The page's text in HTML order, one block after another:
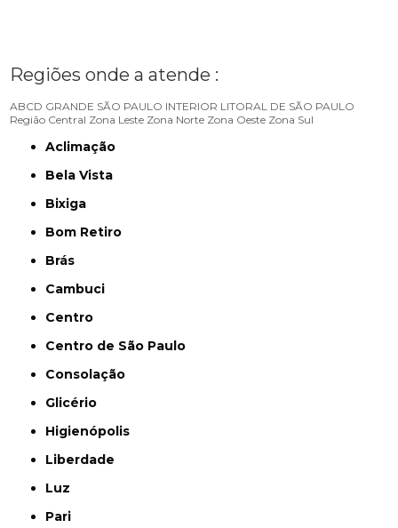
Regiões onde a atende :
ABCD GRANDE SÃO PAULO INTERIOR LITORAL DE SÃO PAULO
Região Central Zona Leste Zona Norte Zona Oeste Zona Sul
Aclimação
Bela Vista
Bixiga
Bom Retiro
Brás
Cambuci
Centro
Centro de São Paulo
Consolação
Glicério
Higienópolis
Liberdade
Luz
Pari